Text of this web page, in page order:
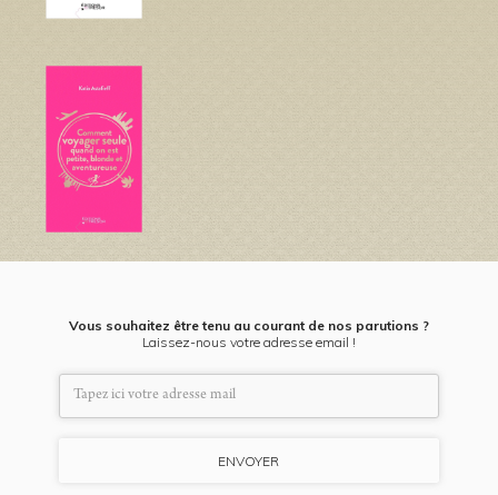
Vous souhaitez être tenu au courant de nos parutions ?
Laissez-nous votre adresse email !